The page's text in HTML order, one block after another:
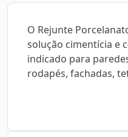
O Rejunte
solução cimentícia e
indicado para
rodapés, fachadas,